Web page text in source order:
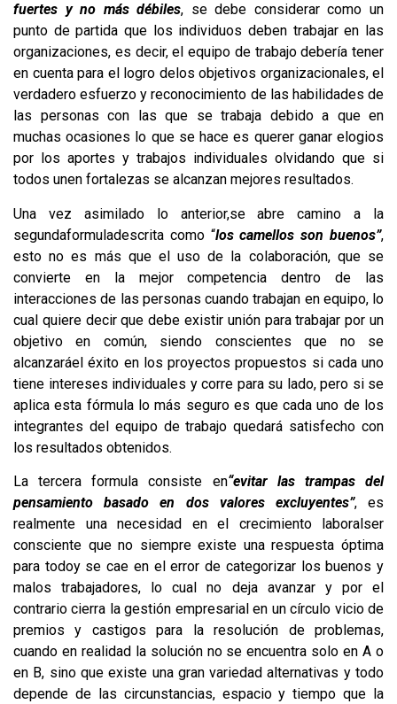
fuertes y no más débiles, se debe considerar como un
punto de partida que los individuos deben trabajar en las
organizaciones, es decir, el equipo de trabajo debería tener
en cuenta para el logro delos objetivos organizacionales, el
verdadero esfuerzo y reconocimiento de las habilidades de
las personas con las que se trabaja debido a que en
muchas ocasiones lo que se hace es querer ganar elogios
por los aportes y trabajos individuales olvidando que si
todos unen fortalezas se alcanzan mejores resultados.
Una vez asimilado lo anterior,se abre camino a la
segundaformuladescrita como “los camellos son buenos”,
esto no es más que el uso de la colaboración, que se
convierte en la mejor competencia dentro de las
interacciones de las personas cuando trabajan en equipo, lo
cual quiere decir que debe existir unión para trabajar por un
objetivo en común, siendo conscientes que no se
alcanzaráel éxito en los proyectos propuestos si cada uno
tiene intereses individuales y corre para su lado, pero si se
aplica esta fórmula lo más seguro es que cada uno de los
integrantes del equipo de trabajo quedará satisfecho con
los resultados obtenidos.
La tercera formula consiste en“evitar las trampas del
pensamiento basado en dos valores excluyentes”, es
realmente una necesidad en el crecimiento laboralser
consciente que no siempre existe una respuesta óptima
para todoy se cae en el error de categorizar los buenos y
malos trabajadores, lo cual no deja avanzar y por el
contrario cierra la gestión empresarial en un círculo vicio de
premios y castigos para la resolución de problemas,
cuando en realidad la solución no se encuentra solo en A o
en B, sino que existe una gran variedad alternativas y todo
depende de las circunstancias, espacio y tiempo que la